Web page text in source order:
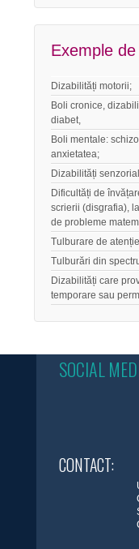
Exemple
Dizabilități motorii;
Boli cronice,
diabet,
Boli mentale:
anxietatea;
Dizabilități
Dificultăți de
scrierii (disgrafia),
de probleme
Tulburare de
Tulburări din
Dizabilități care
temporare sau
SOCIAL
CONTACT: